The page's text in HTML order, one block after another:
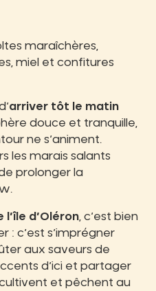
maraîchères,
miel et confitures
arriver tôt le matin
douce et tranquille,
ne s’animent.
les marais salants
prolonger la
d’Oléron , c’est bien
: c’est s’imprégner
aux saveurs de
d’ici et partager
et pêchent au